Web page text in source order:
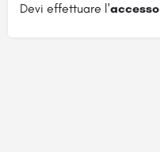
Devi effettuare l'accesso